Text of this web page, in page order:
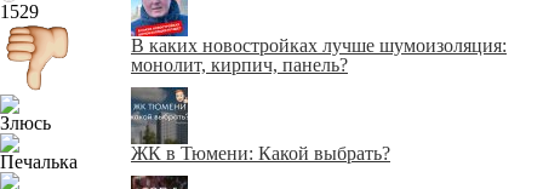
1529
В каких новостройках лучше шумоизоляция:
монолит, кирпич, панель?
ЖК в Тюмени: Какой выбрать?